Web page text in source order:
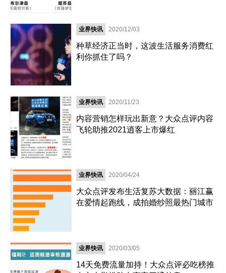
业界快讯 2020/12/03
种草经济正当时，这波生活服务消费红
利你抓住了吗？
业界快讯 2020/11/23
内容营销怎样玩出新意？大众点评内容
飞轮助推2021逍客上市爆红
业界快讯 2020/04/24
大众点评发布生活复苏大数据：丽江赢
在爱情起跑线，成拍婚纱照最热门城市
业界快讯 2020/03/05
14天免费流量加持！大众点评必吃榜推